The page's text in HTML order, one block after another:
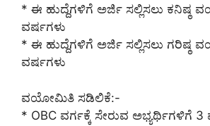
* ಈ ಹುದ್ದೆಗಳಿಗೆ ಅರ್ಜಿ ಸಲ್ಲಿಸಲು ಕನಿಷ್ಠ
ವರ್ಷಗಳು
* ಈ ಹುದ್ದೆಗಳಿಗೆ ಅರ್ಜಿ ಸಲ್ಲಿಸಲು ಗರಿಷ್ಠ
ವರ್ಷಗಳು
ವಯೋಮಿತಿ ಸಡಿಲಿಕೆ:-
* OBC ವರ್ಗಕ್ಕೆ ಸೇರುವ ಅಭ್ಯರ್ಥಿಗಳಿಗೆ 3